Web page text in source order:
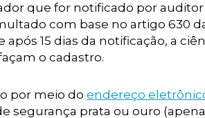
que for notificado por auditor
com base no artigo 630
15 dias da notificação, a
o cadastro.
por meio do endereço
segurança prata ou ouro